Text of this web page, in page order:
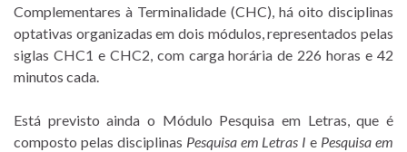
Complementares à Terminalidade (CHC), há oito disciplinas
optativas organizadas em dois módulos, representados pelas
siglas CHC1 e CHC2, com carga horária de 226 horas e 42
minutos cada.
Está previsto ainda o Módulo Pesquisa em Letras, que é
composto pelas disciplinas Pesquisa em Letras I e Pesquisa em